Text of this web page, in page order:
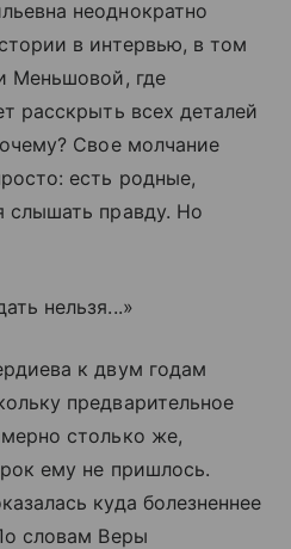
неоднократно
в интервью, в том
Меньшовой, где
расскрыть всех деталей
Свое молчание
есть родные,
слышать правду. Но
нельзя...»
к двум годам
предварительное
столько же,
ему не пришлось.
куда болезненнее
словам Веры